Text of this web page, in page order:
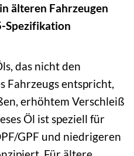
älteren Fahrzeugen
Spezifikation
das nicht den
Fahrzeugs entspricht,
erhöhtem Verschleiß
Öl ist speziell für
GPF und niedrigeren